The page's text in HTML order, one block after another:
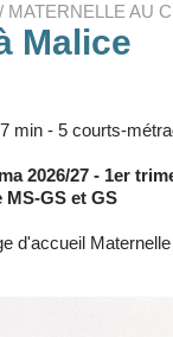
MATERNELLE AU
Malice
min - 5 courts-
2026/27 - 1er
MS-GS et GS
d'accueil